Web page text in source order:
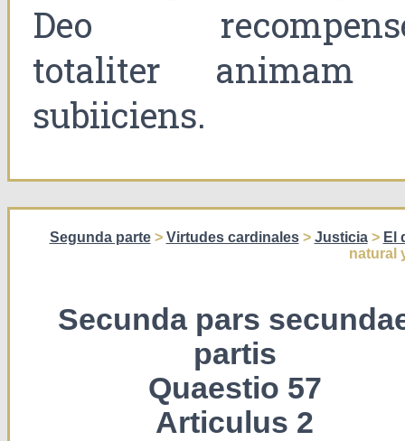
Deo
totaliter animam
subiiciens.
Segunda parte> Virtudes cardinales> Justicia> El
natural
Secunda pars
partis
Quaestio 57
Articulus 2